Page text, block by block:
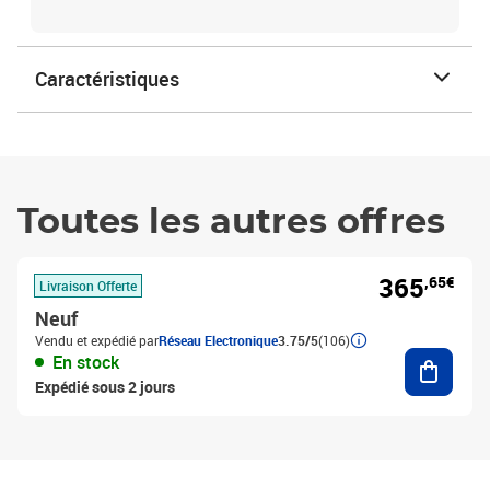
Caractéristiques
Toutes les autres offres
Livraison Offerte
Neuf
Vendu et expédié parRéseau Electronique3.75/5(106)
En stock
Expédié sous 2 jours
365,65€